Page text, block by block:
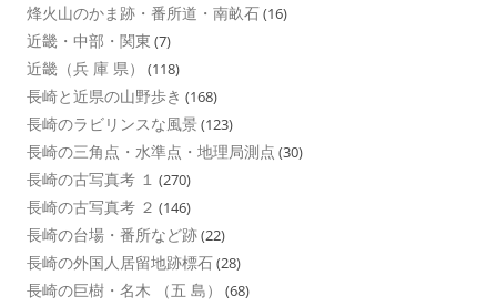
烽火山のかま跡・番所道・南畝石(16)
近畿・中部・関東 (7)
近畿（兵 庫 県） (118)
長崎と近県の山野歩き (168)
長崎のラビリンスな風景 (123)
長崎の三角点・水準点・地理局測点 (30)
長崎の古写真考 １ (270)
長崎の古写真考 ２ (146)
長崎の台場・番所など跡(22)
長崎の外国人居留地跡標石(28)
長崎の巨樹・名木 （五 島） (68)